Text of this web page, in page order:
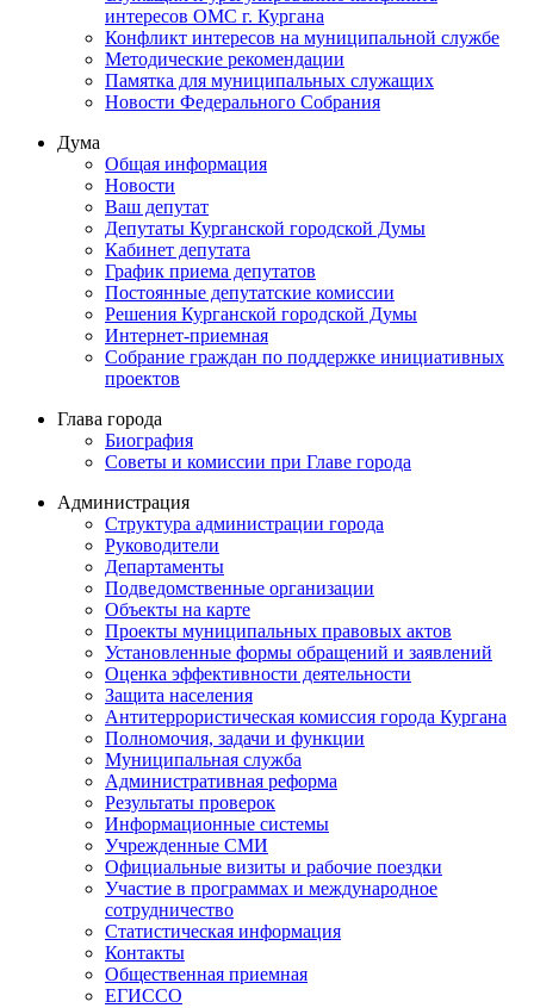
интересов ОМС г. Кургана
Конфликт интересов на муниципальной службе
Методические рекомендации
Памятка для муниципальных служащих
Новости Федерального Cобрания
Дума
Общая информация
Новости
Ваш депутат
Депутаты Курганской городской Думы
Кабинет депутата
График приема депутатов
Постоянные депутатские комиссии
Решения Курганской городской Думы
Интернет-приемная
Собрание граждан по поддержке инициативных
проектов
Глава города
Биография
Советы и комиссии при Главе города
Администрация
Структура администрации города
Руководители
Департаменты
Подведомственные организации
Объекты на карте
Проекты муниципальных правовых актов
Установленные формы обращений и заявлений
Оценка эффективности деятельности
Защита населения
Антитеррористическая комиссия города Кургана
Полномочия, задачи и функции
Муниципальная служба
Административная реформа
Результаты проверок
Информационные системы
Учрежденные СМИ
Официальные визиты и рабочие поездки
Участие в программах и международное
сотрудничество
Статистическая информация
Контакты
Общественная приемная
ЕГИССО